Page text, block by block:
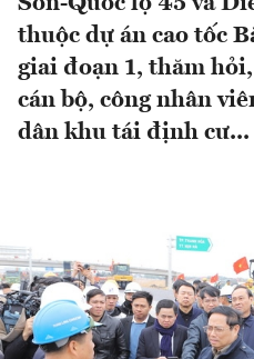
thuộc dự án cao tốc
giai đoạn 1, thăm
cán bộ, công nhân
dân khu tái định cư...